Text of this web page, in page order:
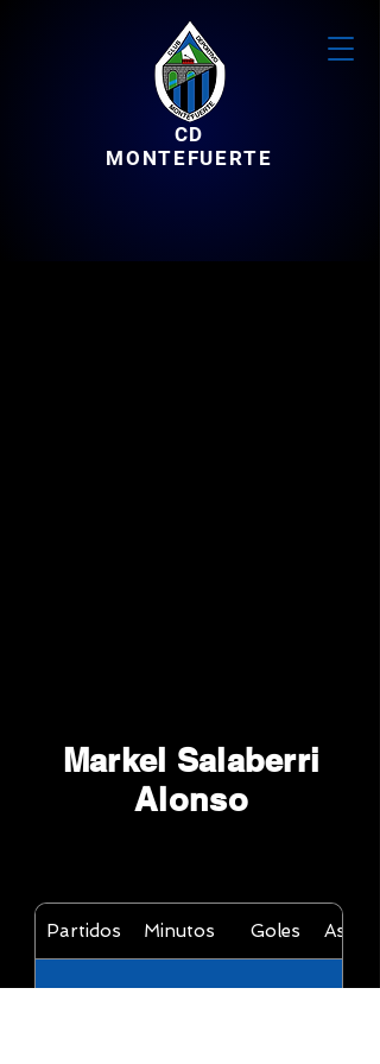
CD
MONTEFUERTE
Markel Salaberri
Alonso
Partidos Minutos Goles